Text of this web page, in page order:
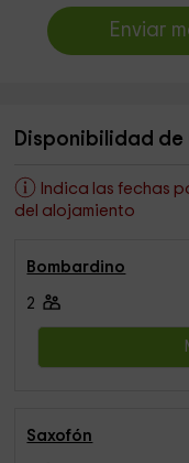
Enviar
Disponibilidad de
Indica las fechas
del alojamiento
Bombardino
2
Saxofón